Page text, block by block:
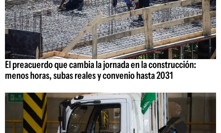
El preacuerdo que cambia la jornada en la construcción:
menos horas, subas reales y convenio hasta 2031